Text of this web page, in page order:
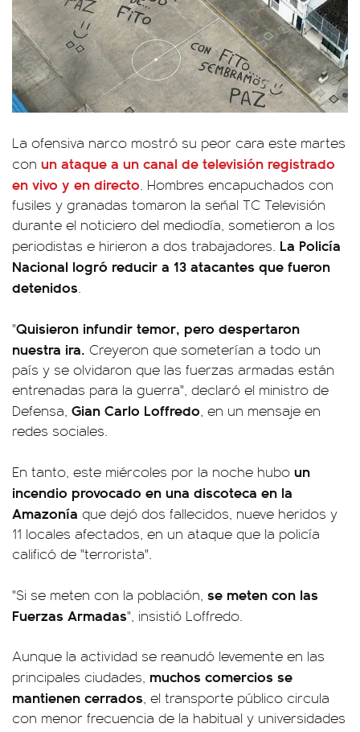
La ofensiva narco mostró su peor cara este martes
con un ataque a un canal de televisión registrado
en vivo y en directo. Hombres encapuchados con
fusiles y granadas tomaron la señal TC Televisión
durante el noticiero del mediodía, sometieron a los
periodistas e hirieron a dos trabajadores. La Policía
Nacional logró reducir a 13 atacantes que fueron
detenidos.
"Quisieron infundir temor, pero despertaron
nuestra ira. Creyeron que someterían a todo un
país y se olvidaron que las fuerzas armadas están
entrenadas para la guerra", declaró el ministro de
Defensa, Gian Carlo Loffredo, en un mensaje en
redes sociales.
En tanto, este miércoles por la noche hubo un
incendio provocado en una discoteca en la
Amazonía que dejó dos fallecidos, nueve heridos y
11 locales afectados, en un ataque que la policía
calificó de "terrorista".
"Si se meten con la población, se meten con las
Fuerzas Armadas", insistió Loffredo.
Aunque la actividad se reanudó levemente en las
principales ciudades, muchos comercios se
mantienen cerrados, el transporte público circula
con menor frecuencia de la habitual y universidades